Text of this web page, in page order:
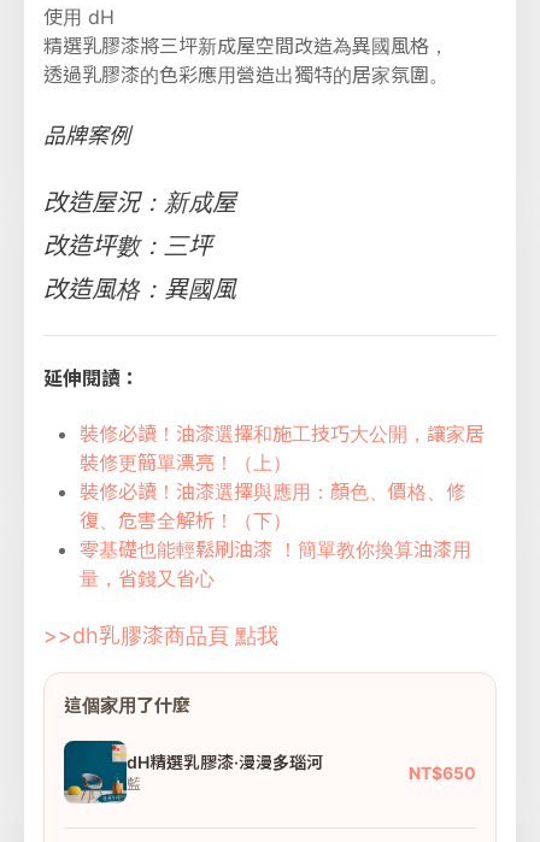
使用 dH
精選乳膠漆將三坪新成屋空間改造為異國風格，
透過乳膠漆的色彩應用營造出獨特的居家氛圍。
品牌案例
改造屋況：新成屋
改造坪數：三坪
改造風格：異國風
延伸閱讀：
裝修必讀！油漆選擇和施工技巧大公開，讓家居
裝修更簡單漂亮！（上）
裝修必讀！油漆選擇與應用：顏色、價格、修
復、危害全解析！（下）
零基礎也能輕鬆刷油漆 ！簡單教你換算油漆用
量，省錢又省心
>>dh乳膠漆商品頁 點我
這個家用了什麼
dH精選乳膠漆·漫漫多瑙河
藍
NT$650